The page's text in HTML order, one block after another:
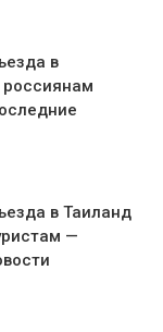
в
в Таиланд
—